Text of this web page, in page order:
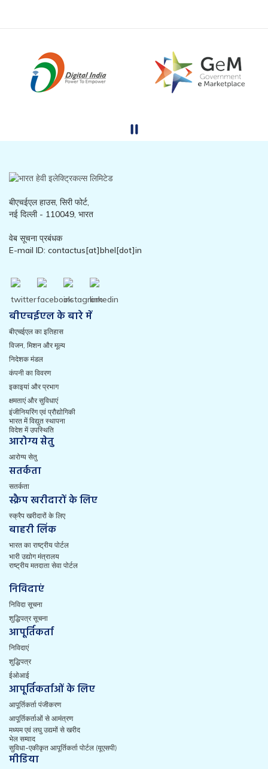
बीएचईएल हाउस, सिरी फोर्ट,
नई दिल्ली - 110049, भारत
वेब सूचना प्रबंधक
E-mail ID: contactus[at]bhel[dot]in
बीएचईएल के बारे में
बीएचईएल का इतिहास
विजन, मिशन और मूल्य
निदेशक मंडल
कंपनी का विवरण
इकाइयां और प्रभाग
क्षमताएं और सुविधाएं
इंजीनियरिंग एवं प्रौद्योगिकी
भारत में विद्युत स्थापना
विदेश में उपस्थिति
आरोग्य सेतु
आरोग्य सेतु
सतर्कता
सतर्कता
स्क्रैप खरीदारों के लिए
स्क्रैप खरीदारों के लिए
बाहरी लिंक
भारत का राष्ट्रीय पोर्टल
भारी उद्योग मंत्रालय
राष्ट्रीय मतदाता सेवा पोर्टल
निविदाएं
निविदा सूचना
शुद्धिपत्र सूचना
आपूर्तिकर्ता
निविदाएं
शुद्धिपत्र
ईओआई
आपूर्तिकर्ताओं के लिए
आपूर्तिकर्ता पंजीकरण
आपूर्तिकर्ताओं से आमंत्रण
मध्यम एवं लघु उद्यमों से खरीद
भेल सम्वाद
सुविधा-एकीकृत आपूर्तिकर्ता पोर्टल (यूएसपी)
मीडिया